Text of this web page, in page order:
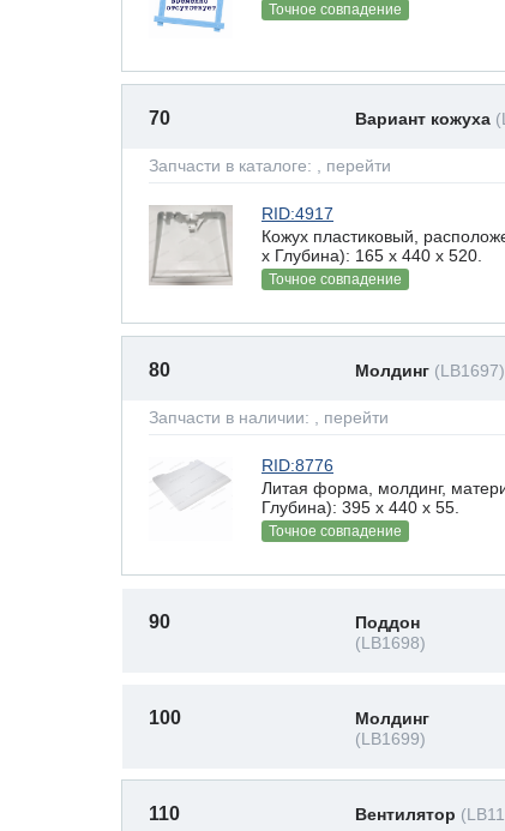
Точное совпадение
70 Вариант кожуха
Запчасти в каталоге: , перейти
RID:4917
Кожух пластиковый,
х Глубина): 165 x 440 х 520.
Точное совпадение
80 Молдинг (LB1697)
Запчасти в наличии: , перейти
RID:8776
Литая форма, молдинг,
Глубина): 395 x 440 х 55.
Точное совпадение
90
Поддон
(LB1698)
100
Молдинг
(LB1699)
110 Вентилятор